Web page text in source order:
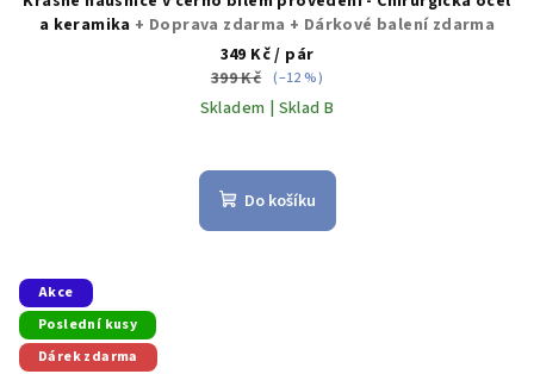
a keramika + Doprava zdarma + Dárkové balení zdarma
349 Kč/ pár
399 Kč (–12 %)
Skladem | Sklad B
Do košíku
Akce
Poslední kusy
Dárek zdarma